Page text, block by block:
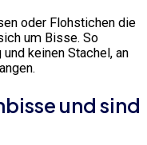
oder Flohstichen die
um Bisse. So
keinen Stachel, an
und sind